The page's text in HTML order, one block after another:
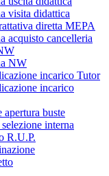
visita didattica
diretta MEPA
acquisto cancelleria
NW
incarico Tutor
incarico
buste
interna
R.U.P.